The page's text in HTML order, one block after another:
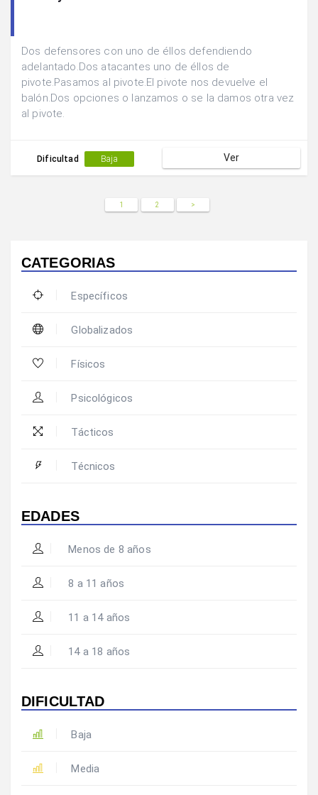
Dos defensores con uno de éllos defendiendo
adelantado.Dos atacantes uno de éllos de
pivote.Pasamos al pivote.El pivote nos devuelve el
balón.Dos opciones o lanzamos o se la damos otra vez
al pivote.
Dificultad Baja Ver
1 2 >
CATEGORIAS
Específicos
Globalizados
Físicos
Psicológicos
Tácticos
Técnicos
EDADES
Menos de 8 años
8 a 11 años
11 a 14 años
14 a 18 años
DIFICULTAD
Baja
Media